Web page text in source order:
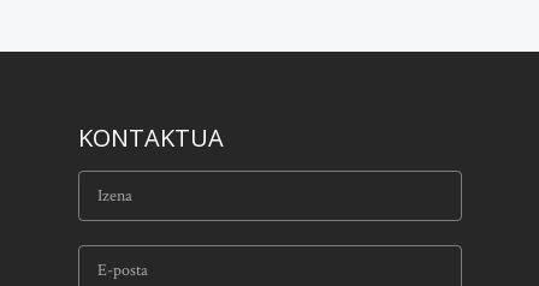
KONTAKTUA